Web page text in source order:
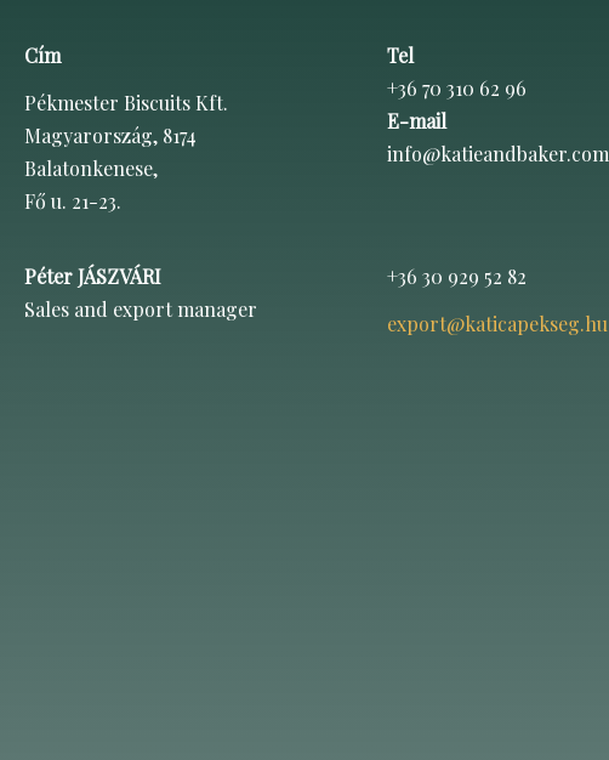
Cím
Pékmester Biscuits Kft.
Magyarország, 8174
Balatonkenese,
Fő u. 21-23.
Tel
+36 70 310 62 96
E-mail
info@katieandbaker.com
Péter JÁSZVÁRI
Sales and export manager
+36 30 929 52 82
export@katicapekseg.hu